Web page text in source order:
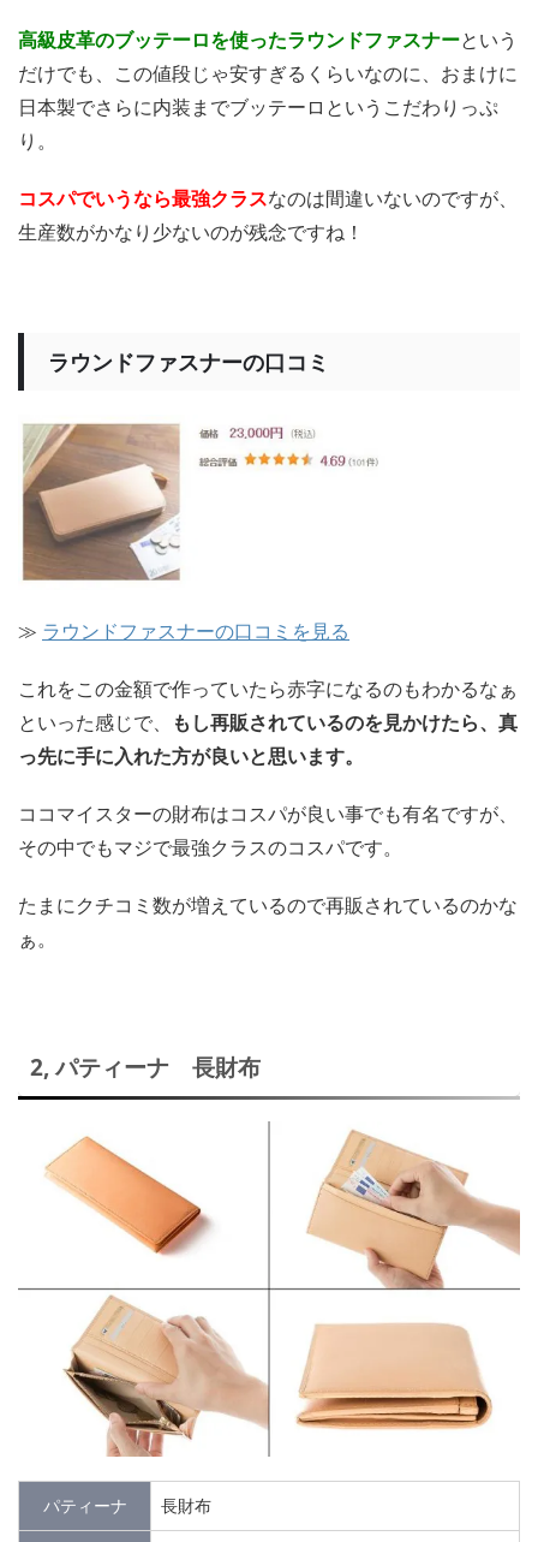
高級皮革のブッテーロを使ったラウンドファスナーという
だけでも、この値段じゃ安すぎるくらいなのに、おまけに
日本製でさらに内装までブッテーロというこだわりっぷ
り。
コスパでいうなら最強クラスなのは間違いないのですが、
生産数がかなり少ないのが残念ですね！
ラウンドファスナーの口コミ
≫ ラウンドファスナーの口コミを見る
これをこの金額で作っていたら赤字になるのもわかるなぁ
といった感じで、
もし再販されているのを見かけたら、真
っ先に手に入れた方が良いと思います。
ココマイスターの財布はコスパが良い事でも有名ですが、
その中でもマジで最強クラスのコスパです。
たまにクチコミ数が増えているので再販されているのかな
ぁ。
2, パティーナ 長財布
パティーナ 長財布